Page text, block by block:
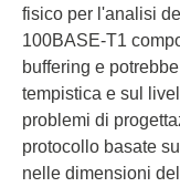
fisico per l'analisi
100BASE-T1
buffering e
tempistica e sul
problemi di
protocollo basate
nelle dimensioni